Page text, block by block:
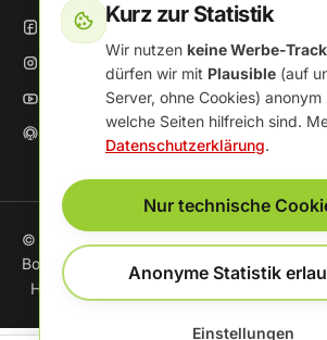
Facebook
© 2026 Apotheke im Nordharz Center ·
Bormann
Häufige Fragen
Impressum
Kurz zur Statistik
Wir nutzen keine Werbe-
dürfen wir mit Plausible (auf
Server, ohne Cookies) anonym
welche Seiten hilfreich sind.
Datenschutzerklärung.
Nur technische
Anonyme Statistik
Einstellungen